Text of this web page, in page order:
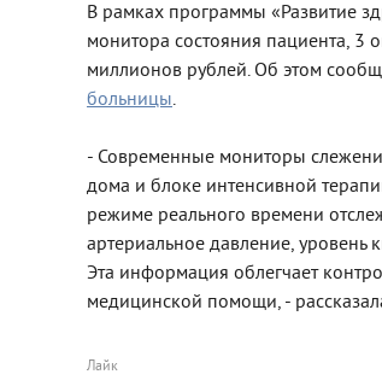
В рамках программы «Развитие
монитора состояния пациента, 3
миллионов рублей. Об этом
больницы.
- Современные мониторы
дома и блоке интенсивной
режиме реального времени
артериальное давление, уровень
Эта информация облегчает
медицинской помощи, -
Лайк